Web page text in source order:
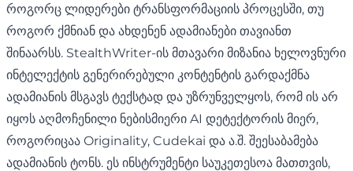
როგორც ლიდერები ტრანსფორმაციის პროცესში, თუ
როგორ ქმნიან და ახდენენ ადამიანები თავიანთ
შინაარსს. StealthWriter-ის მთავარი მიზანია ხელოვნური
ინტელექტის გენერირებული კონტენტის გარდაქმნა
ადამიანის მსგავს ტექსტად და უზრუნველყოს, რომ ის არ
იყოს აღმოჩენილი ნებისმიერი AI დეტექტორის მიერ,
როგორიცაა Originality, Cudekai და ა.შ. შეესაბამება
ადამიანის ტონს. ეს ინსტრუმენტი საუკეთესოა მათთვის,